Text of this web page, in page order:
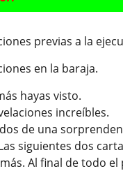
previas a la
en la baraja.
hayas visto.
increíbles.
de una
siguientes dos
Al final de todo